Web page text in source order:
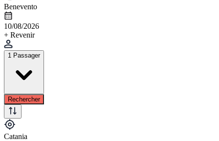
Benevento
10/08/2026
+ Revenir
1 Passager
Rechercher
Catania